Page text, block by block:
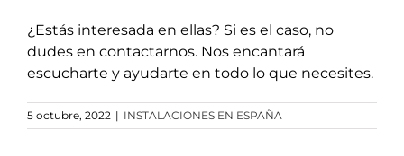
¿Estás interesada en ellas? Si es el caso, no
dudes en contactarnos. Nos encantará
escucharte y ayudarte en todo lo que necesites.
5 octubre, 2022 | INSTALACIONES EN ESPAÑA